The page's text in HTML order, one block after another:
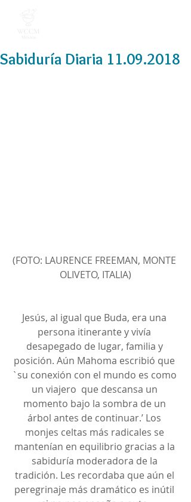
Sabiduría Diaria 11.09.2018
(FOTO: LAURENCE FREEMAN, MONTE
OLIVETO, ITALIA)
Jesús, al igual que Buda, era una
persona itinerante y vivía
desapegado de lugar, familia y
posición. Aún Mahoma escribió que
`su conexión con el mundo es como
un viajero  que descansa un
momento bajo la sombra de un
árbol antes de continuar.’ Los
monjes celtas más radicales se
mantenían en equilibrio gracias a la
sabiduría moderadora de la
tradición. Les recordaba que aún el
peregrinaje más dramático es inútil